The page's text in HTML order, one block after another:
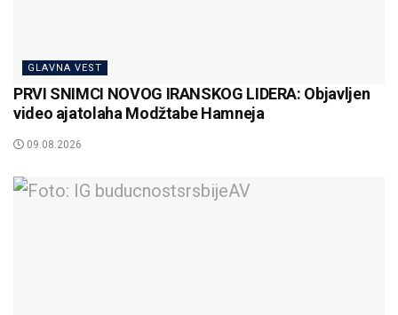
GLAVNA VEST
PRVI SNIMCI NOVOG IRANSKOG LIDERA: Objavljen
video ajatolaha Modžtabe Hamneja
09.08.2026